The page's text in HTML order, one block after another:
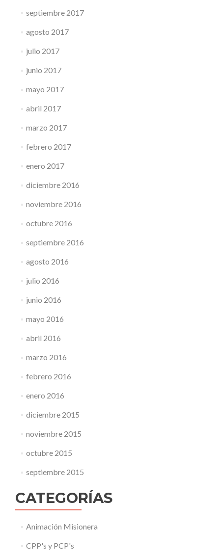
septiembre 2017
agosto 2017
julio 2017
junio 2017
mayo 2017
abril 2017
marzo 2017
febrero 2017
enero 2017
diciembre 2016
noviembre 2016
octubre 2016
septiembre 2016
agosto 2016
julio 2016
junio 2016
mayo 2016
abril 2016
marzo 2016
febrero 2016
enero 2016
diciembre 2015
noviembre 2015
octubre 2015
septiembre 2015
CATEGORÍAS
Animación Misionera
CPP's y PCP's